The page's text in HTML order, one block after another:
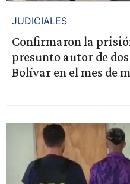
JUDICIALES
Confirmaron la
presunto autor de
Bolívar en el mes de